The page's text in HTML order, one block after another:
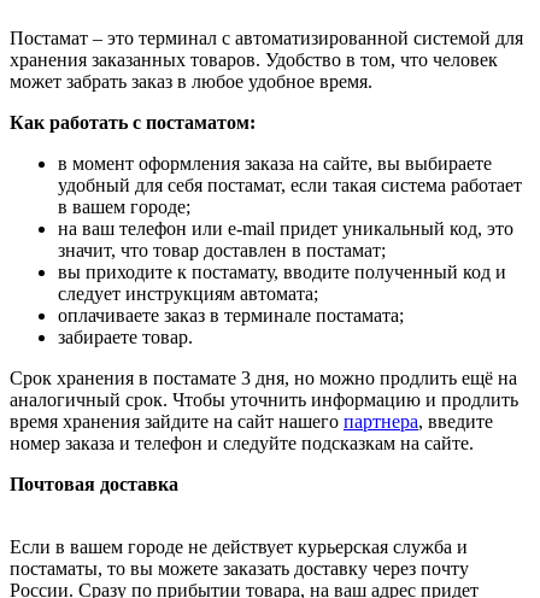
Постамат – это терминал с автоматизированной системой для
хранения заказанных товаров. Удобство в том, что человек
может забрать заказ в любое удобное время.
Как работать с постаматом:
в момент оформления заказа на сайте, вы выбираете
удобный для себя постамат, если такая система работает
в вашем городе;
на ваш телефон или e-mail придет уникальный код, это
значит, что товар доставлен в постамат;
вы приходите к постамату, вводите полученный код и
следует инструкциям автомата;
оплачиваете заказ в терминале постамата;
забираете товар.
Срок хранения в постамате 3 дня, но можно продлить ещё на
аналогичный срок. Чтобы уточнить информацию и продлить
время хранения зайдите на сайт нашего партнера, введите
номер заказа и телефон и следуйте подсказкам на сайте.
Почтовая доставка
Если в вашем городе не действует курьерская служба и
постаматы, то вы можете заказать доставку через почту
России. Сразу по прибытии товара, на ваш адрес придет